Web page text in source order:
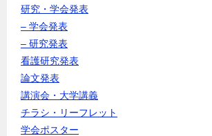
研究・学会発表
– 学会発表
– 研究発表
看護研究発表
論文発表
講演会・大学講義
チラシ・リーフレット
学会ポスター